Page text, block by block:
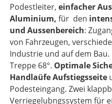
Podestleiter, einfacher
Aluminium, für den
und Aussenbereich:
von Fahrzeugen,
Industrie und auf dem
Treppe 68°. Optimale
Handlaüfe Aufstiegsseite
Podesteingang. Zwei
Verriegelubngssystem für